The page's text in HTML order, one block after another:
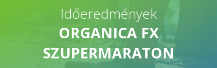
Időeredmények
ORGANICA FX
SZUPERMARATON